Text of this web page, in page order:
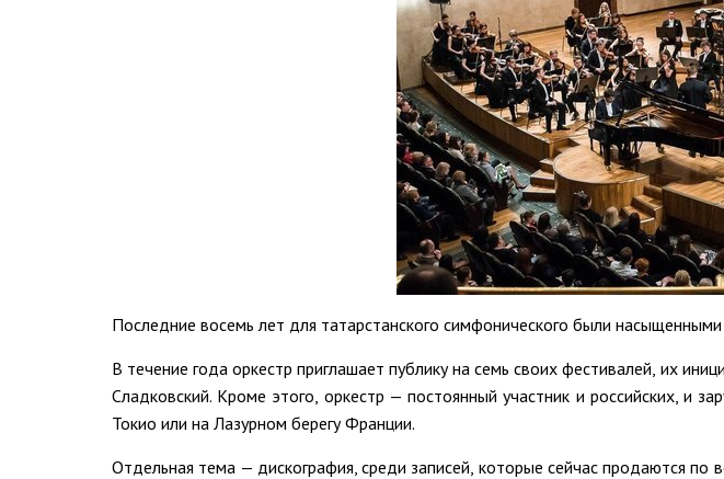
Последние восемь лет для татарстанского симфонического были
В течение года оркестр приглашает публику на семь своих фестивалей, их
Сладковский. Кроме этого, оркестр — постоянный участник и российских, и
Токио или на Лазурном берегу Франции.
Отдельная тема — дискография, среди записей, которые сейчас продаются